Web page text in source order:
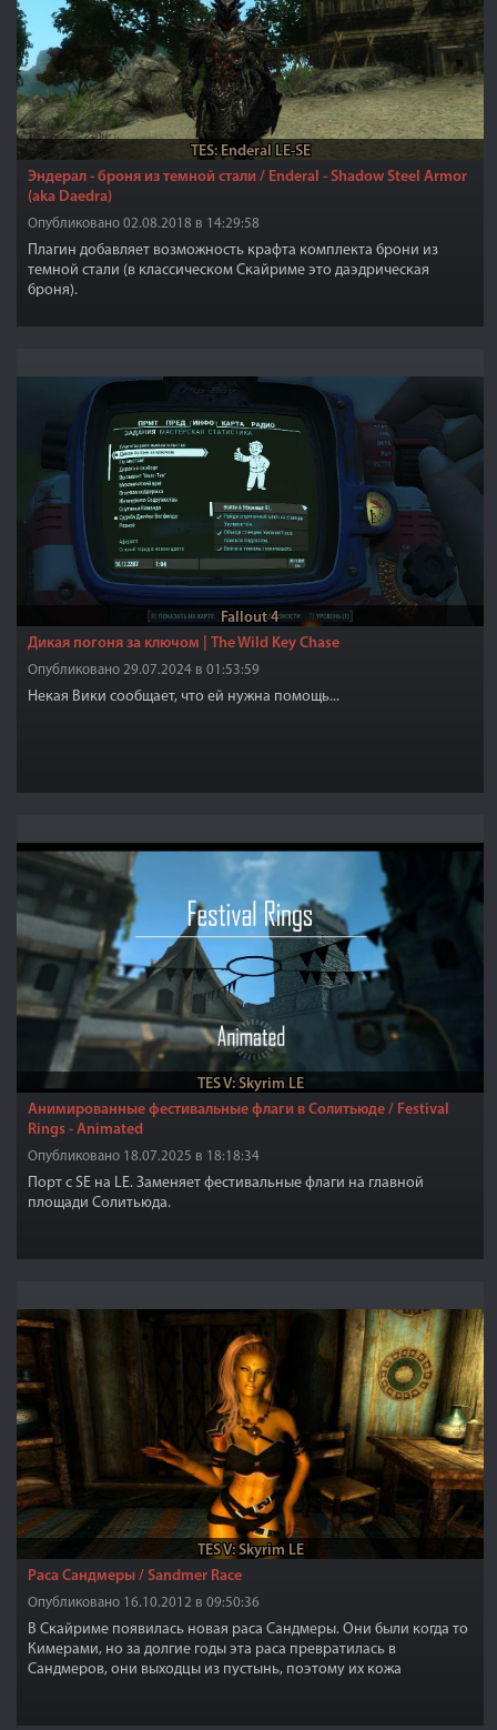
TES: Enderal LE-SE
Эндерал - броня из темной стали / Enderal - Shadow Steel Armor
(aka Daedra)
Опубликовано 02.08.2018 в 14:29:58
Плагин добавляет возможность крафта комплекта брони из
темной стали (в классическом Скайриме это даэдрическая
броня).
Fallout 4
Дикая погоня за ключом | The Wild Key Chase
Опубликовано 29.07.2024 в 01:53:59
Некая Вики сообщает, что ей нужна помощь...
TES V: Skyrim LE
Анимированные фестивальные флаги в Солитьюде / Festival
Rings - Animated
Опубликовано 18.07.2025 в 18:18:34
Порт с SE на LE. Заменяет фестивальные флаги на главной
площади Солитьюда.
TES V: Skyrim LE
Раса Сандмеры / Sandmer Race
Опубликовано 16.10.2012 в 09:50:36
В Скайриме появилась новая раса Сандмеры. Они были когда то
Кимерами, но за долгие годы эта раса превратилась в
Сандмеров, они выходцы из пустынь, поэтому их кожа